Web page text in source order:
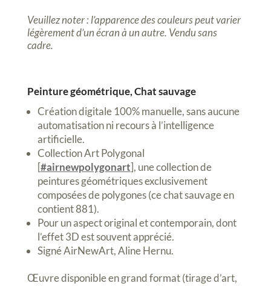
Veuillez noter : l’apparence des couleurs peut varier
légèrement d’un écran à un autre. Vendu sans
cadre.
Peinture géométrique, Chat sauvage
Création digitale 100% manuelle, sans aucune
automatisation ni recours à l’intelligence
artificielle.
Collection Art Polygonal
[#airnewpolygonart], une collection de
peintures géométriques exclusivement
composées de polygones (ce chat sauvage en
contient 881).
Pour un aspect original et contemporain, dont
l’effet 3D est souvent apprécié.
Signé AirNewArt, Aline Hernu.
Œuvre disponible en grand format (tirage d’art,